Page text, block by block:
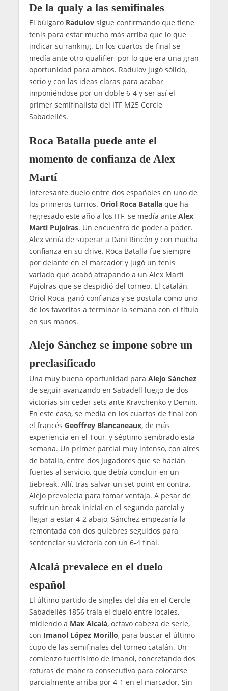
De la qualy a las semifinales
El búlgaro Radulovsigue confirmando que tiene
tenis para estar mucho más arriba que lo que
indicar su ranking. En los cuartos de final se
medía ante otro qualifier, por lo que era una gran
oportunidad para ambos. Radulov jugó sólido,
serio y con las ideas claras para acabar
imponiéndose por un doble 6-4 y ser así el
primer semifinalista del ITF M25 Cercle
Sabadellès.
Roca Batalla puede ante el
momento de confianza de Alex
Martí
Interesante duelo entre dos españoles en uno de
los primeros turnos. Oriol Roca Batallaque ha
regresado este año a los ITF, se medía ante Alex
Martí Pujolras. Un encuentro de poder a poder.
Alex venía de superar a Dani Rincón y con mucha
confianza en su drive. Roca Batalla fue siempre
por delante en el marcador y jugó un tenis
variado que acabó atrapando a un Alex Martí
Pujolras que se despidió del torneo. El catalán,
Oriol Roca, ganó confianza y se postula como uno
de los favoritas a terminar la semana con el título
en sus manos.
Alejo Sánchez se impone sobre un
preclasificado
Una muy buena oportunidad para Alejo Sánchez
de seguir avanzando en Sabadell luego de dos
victorias sin ceder sets ante Kravchenko y Demin.
En este caso, se medía en los cuartos de final con
el francés Geoffrey Blancaneaux, de más
experiencia en el Tour, y séptimo sembrado esta
semana. Un primer parcial muy intenso, con aires
de batalla, entre dos jugadores que se hacían
fuertes al servicio, que debía concluir en un
tiebreak. Allí, tras salvar un set point en contra,
Alejo prevalecía para tomar ventaja. A pesar de
sufrir un break inicial en el segundo parcial y
llegar a estar 4-2 abajo, Sánchez empezaría la
remontada con dos quiebres seguidos para
sentenciar su victoria con un 6-4 final.
Alcalá prevalece en el duelo
español
El último partido de singles del día en el Cercle
Sabadellès 1856 traía el duelo entre locales,
midiendo a Max Alcalá, octavo cabeza de serie,
con Imanol López Morillo, para buscar el último
cupo de las semifinales del torneo catalán. Un
comienzo fuertísimo de Imanol, concretando dos
roturas de manera consecutiva para colocarse
parcialmente arriba por 4-1 en el marcador. Sin